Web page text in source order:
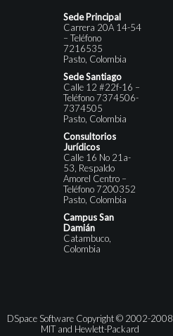
Sede Principal
Carrera 20A 14-54
– Teléfono
7216535
Pasto, Colombia
Sede Santiago
Calle 12 #22f-16 –
Teléfono 7374506-
7374505
Pasto, Colombia
Consultorios
Jurídicos
Calle 16 No 21a-
53, Respaldo
Amorel Centro –
Teléfono 7200352
Pasto, Colombia
Campus San
Damián
Catambuco,
Colombia
DSpace Software Copyright © 2002-2008
MIT and Hewlett-Packard